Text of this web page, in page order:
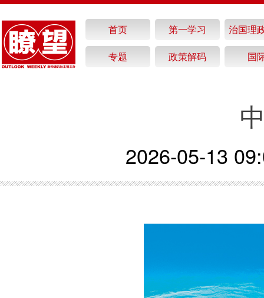
首页 第一学习
治国理
专题
政策解码 国
2026-05-13